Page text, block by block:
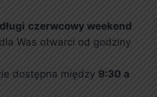
długi czerwcowy weekend
Was otwarci od godziny
dostępna między 9:30 a